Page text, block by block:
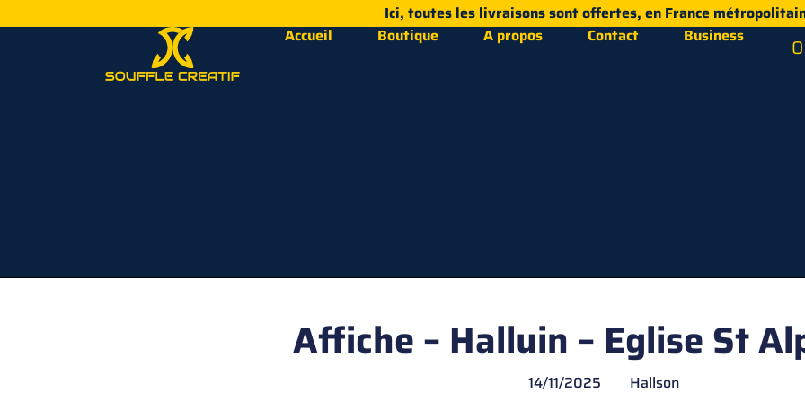
Ici, toutes les livraisons sont offertes, en France
Accueil
Boutique A propos Contact Business 0
Affiche – Halluin – Eglise St
14/11/2025 Hallson